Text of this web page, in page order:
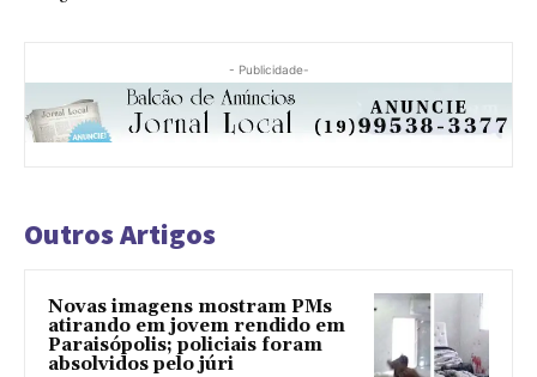
- Publicidade-
Outros Artigos
Novas imagens mostram PMs
atirando em jovem rendido em
Paraisópolis; policiais foram
absolvidos pelo júri